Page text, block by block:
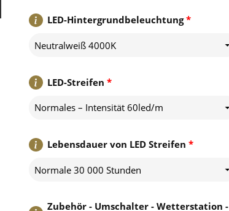
*
LED-Hintergrundbeleuchtung
Neutralweiß 4000K
*
LED-Streifen
Normales – Intensität 60led/m
*
Lebensdauer von LED Streifen
Normale 30 000 Stunden
Zubehör - Umschalter - Wetterstation -